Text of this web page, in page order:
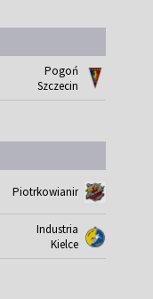
Pogoń
Szczecin
Piotrkowianin
Industria
Kielce